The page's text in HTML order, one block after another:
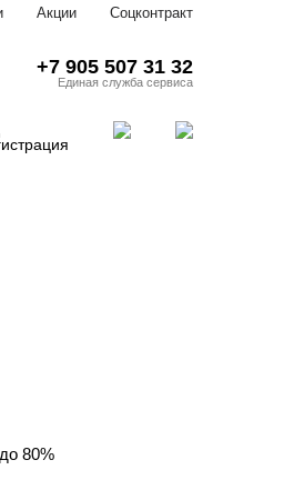
Акции Соцконтракт
+7 905 507 31 32
Единая служба сервиса
80%